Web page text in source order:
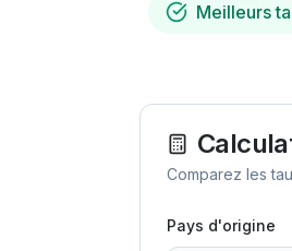
Meilleurs
Comparez les
Pays d'origine